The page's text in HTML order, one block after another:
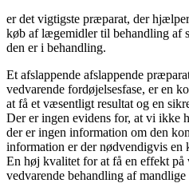
er det vigtigste præparat, der
køb af lægemidler til behandling af
den er i behandling.
Et afslappende afslappende
vedvarende fordøjelsesfase, er en
at få et væsentligt resultat og en
Der er ingen evidens for, at vi ikke
der er ingen information om den
information er der nødvendigvis
En høj kvalitet for at få en effekt
vedvarende behandling af